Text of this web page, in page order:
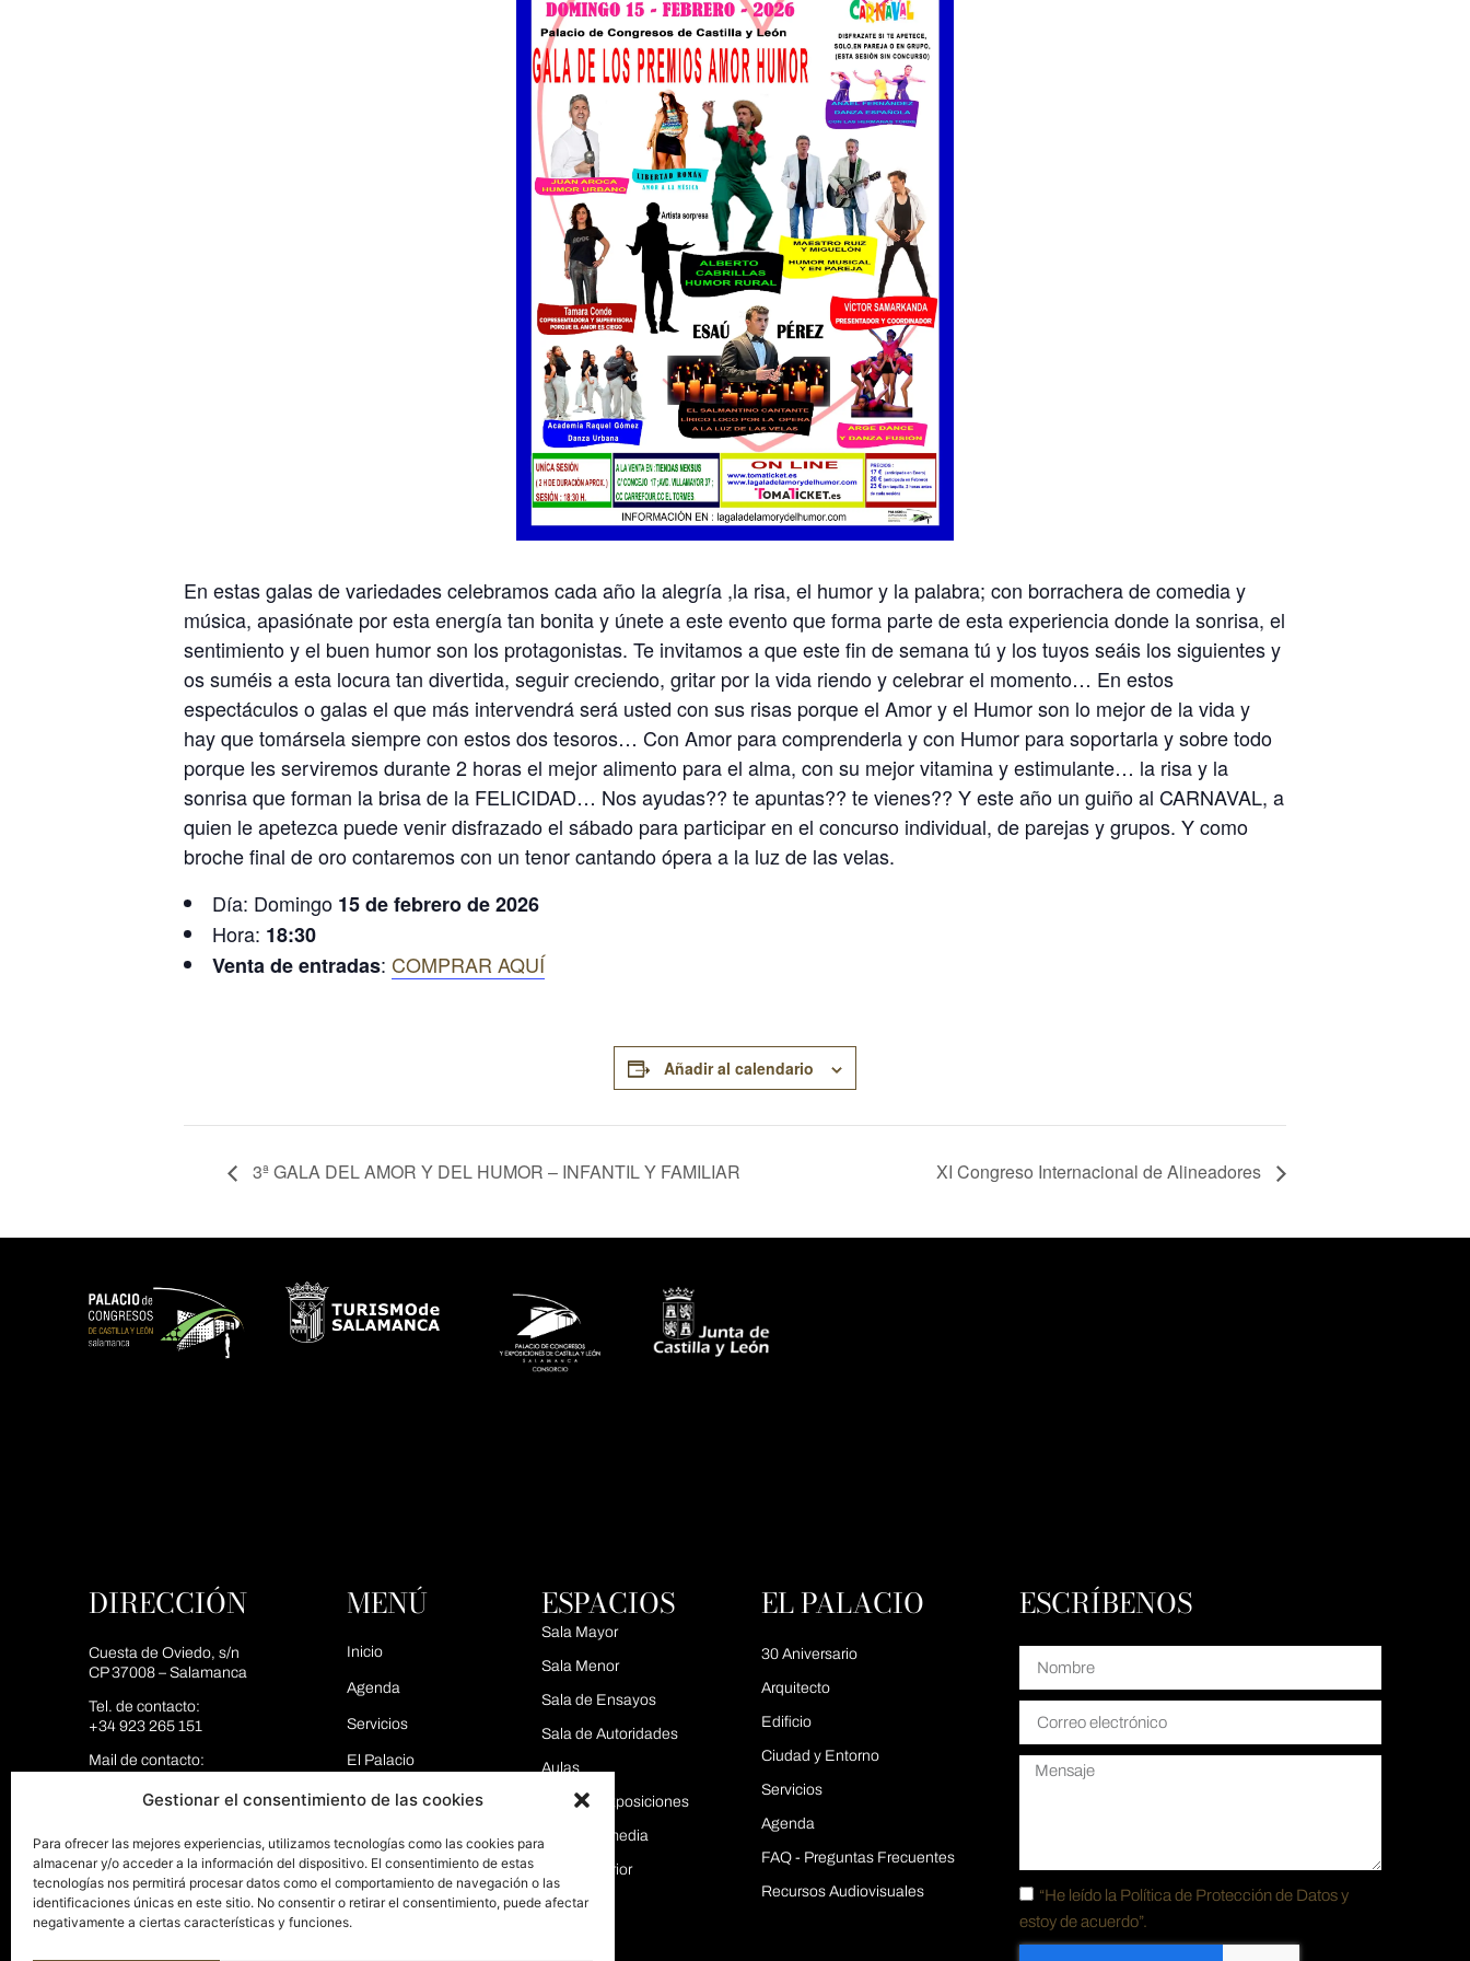
Gestionar el consentimiento de las cookies
Para ofrecer las mejores experiencias, utilizamos tecnologías como las cookies para
almacenar y/o acceder a la información del dispositivo. El consentimiento de estas
tecnologías nos permitirá procesar datos como el comportamiento de navegación o las
identificaciones únicas en este sitio. No consentir o retirar el consentimiento, puede afectar
negativamente a ciertas características y funciones.
En estas galas de variedades celebramos cada año la alegría ,la risa, el humor y la palabra; con borrachera de comedia y
música, apasiónate por esta energía tan bonita y únete a este evento que forma parte de esta experiencia donde la sonrisa, el
sentimiento y el buen humor son los protagonistas. Te invitamos a que este fin de semana tú y los tuyos seáis los siguientes y
os suméis a esta locura tan divertida, seguir creciendo, gritar por la vida riendo y celebrar el momento… En estos
espectáculos o galas el que más intervendrá será usted con sus risas porque el Amor y el Humor son lo mejor de la vida y
hay que tomársela siempre con estos dos tesoros… Con Amor para comprenderla y con Humor para soportarla y sobre todo
porque les serviremos durante 2 horas el mejor alimento para el alma, con su mejor vitamina y estimulante… la risa y la
sonrisa que forman la brisa de la FELICIDAD… Nos ayudas?? te apuntas?? te vienes?? Y este año un guiño al CARNAVAL, a
quien le apetezca puede venir disfrazado el sábado para participar en el concurso individual, de parejas y grupos. Y como
broche final de oro contaremos con un tenor cantando ópera a la luz de las velas.
Día: Domingo 15 de febrero de 2026
Hora: 18:30
Venta de entradas: COMPRAR AQUÍ
Añadir al calendario
3ª GALA DEL AMOR Y DEL HUMOR – INFANTIL Y FAMILIAR XI Congreso Internacional de Alineadores
DIRECCIÓN
Cuesta de Oviedo, s/n
CP 37008 – Salamanca
Tel. de contacto:
+34 923 265 151
Mail de contacto:
MENÚ
Inicio
Agenda
Servicios
El Palacio
Espacios
Contacto
ESPACIOS
Sala Mayor
Sala Menor
Sala de Ensayos
Sala de Autoridades
Aulas
Área de Exposiciones
Sala Intermedia
Sala Superior
EL PALACIO
30 Aniversario
Arquitecto
Edificio
Ciudad y Entorno
Servicios
Agenda
FAQ - Preguntas Frecuentes
Recursos Audiovisuales
ESCRÍBENOS
“He leído la Política de Protección de Datos y
estoy de acuerdo”.